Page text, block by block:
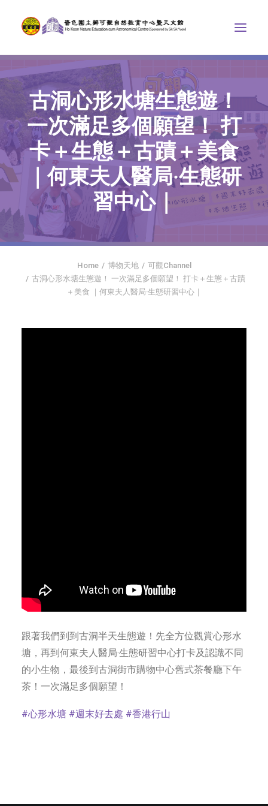
中心介紹
學界課程
天文館
博物天地
比賽/專題計劃
聯絡我們
SEARCH
首頁
古洞心形水塘生態遊！
一次滿足多個願望！ 打
卡＋生態＋古蹟＋美食
｜何東夫人醫局‧生態研
習中心｜
Home 博物天地
可觀Channel
古洞心形水塘生態遊！ 一次滿足多個願望！ 打卡＋生態＋古蹟
＋美食 ｜何東夫人醫局‧生態研習中心｜
跟著我們到到古洞半天生態遊！先全方位觀賞心形水
塘，再到何東夫人醫局‧生態研習中心打卡及認識不同
的小生物，最後到古洞街市購物中心舊式茶餐廳下午
茶！一次滿足多個願望！
#心形水塘 #週末好去處 #香港行山